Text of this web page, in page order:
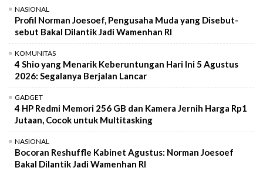
NASIONAL
Profil Norman Joesoef, Pengusaha Muda yang Disebut-
sebut Bakal Dilantik Jadi Wamenhan RI
KOMUNITAS
4 Shio yang Menarik Keberuntungan Hari Ini 5 Agustus
2026: Segalanya Berjalan Lancar
GADGET
4 HP Redmi Memori 256 GB dan Kamera Jernih Harga Rp1
Jutaan, Cocok untuk Multitasking
NASIONAL
Bocoran Reshuffle Kabinet Agustus: Norman Joesoef
Bakal Dilantik Jadi Wamenhan RI